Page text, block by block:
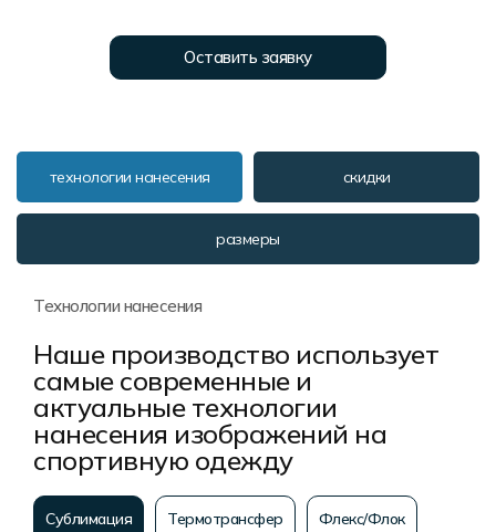
Оставить заявку
технологии нанесения скидки
размеры
Технологии нанесения
Наше производство использует
самые современные и
актуальные технологии
нанесения изображений на
спортивную одежду
Сублимация Термотрансфер Флекс/Флок
Пользовательское соглашение